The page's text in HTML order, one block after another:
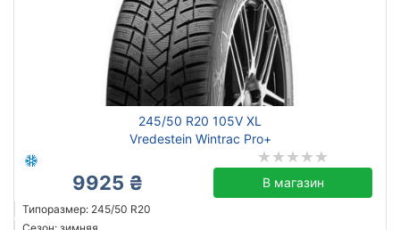
245/50 R20 105V XL
Vredestein Wintrac Pro+
9925 ₴ В магазин
Типоразмер: 245/50 R20